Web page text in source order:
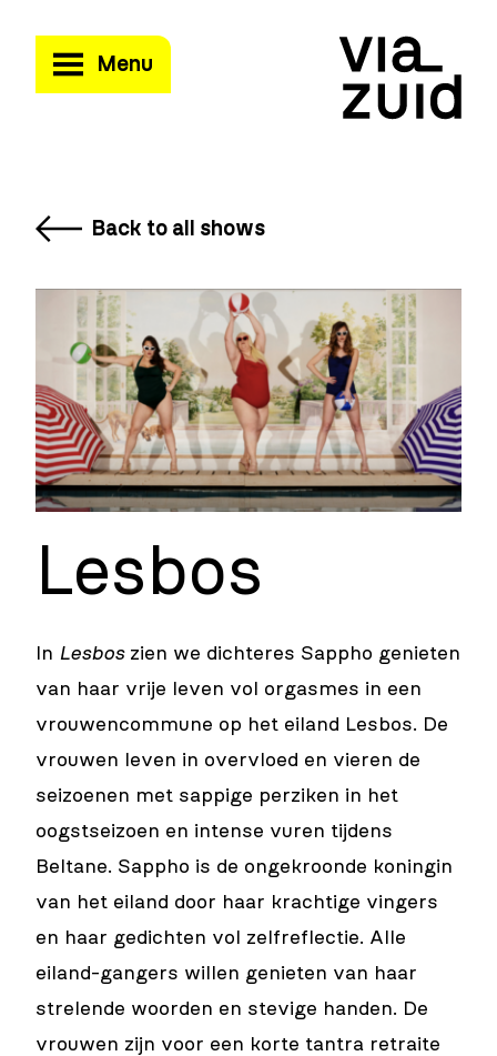
Menu
Back to all shows
Lesbos
In Lesboszien we dichteres Sappho genieten
van haar vrije leven vol orgasmes in een
vrouwencommune op het eiland Lesbos. De
vrouwen leven in overvloed en vieren de
seizoenen met sappige perziken in het
oogstseizoen en intense vuren tijdens
Beltane. Sappho is de ongekroonde koningin
van het eiland door haar krachtige vingers
en haar gedichten vol zelfreflectie. Alle
eiland-gangers willen genieten van haar
strelende woorden en stevige handen. De
vrouwen zijn voor een korte tantra retraite